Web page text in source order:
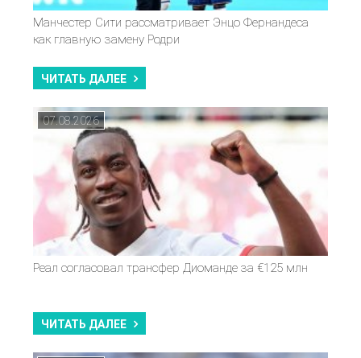
Манчестер Сити рассматривает Энцо Фернандеса
как главную замену Родри
ЧИТАТЬ ДАЛЕЕ
07.08.2026
Реал согласовал трансфер Диоманде за €125 млн
ЧИТАТЬ ДАЛЕЕ